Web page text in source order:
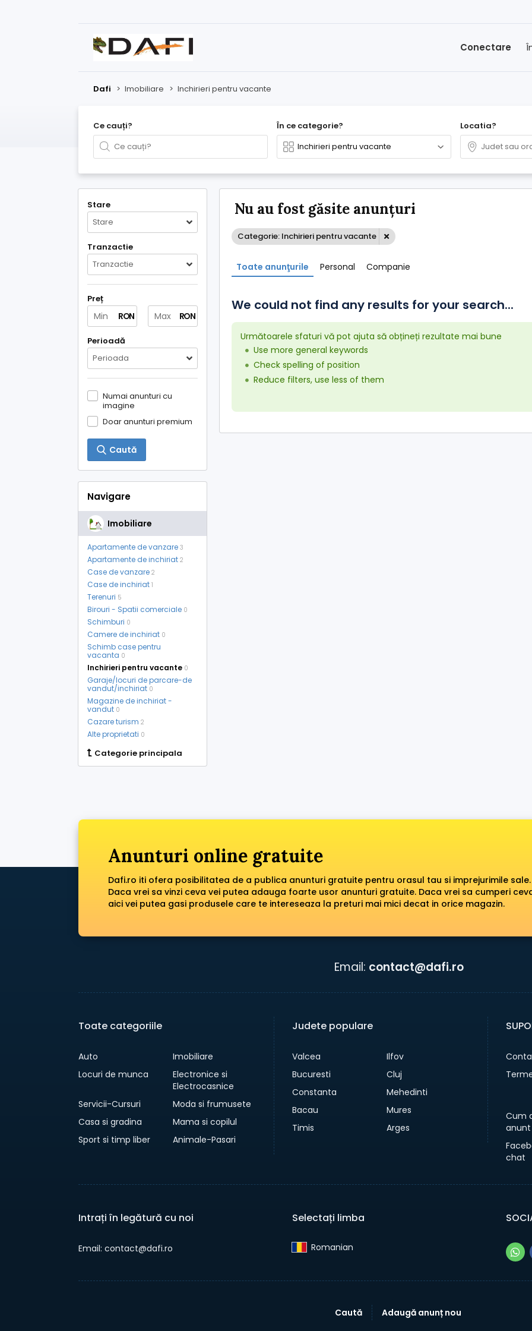
Conectare
Dafi > Imobiliare > Inchirieri pentru vacante
Ce cauți? În ce categorie? Locatia?
Stare
Stare
Tranzactie
Tranzactie
Preț
RON RON
Perioadă
Perioada
Numai anunturi cu
imagine
Doar anunturi premium
Caută
Navigare
Imobiliare
Apartamente de vanzare 3
Apartamente de inchiriat 2
Case de vanzare 2
Case de inchiriat 1
Terenuri 5
Birouri - Spatii comerciale 0
Schimburi 0
Camere de inchiriat 0
Schimb case pentru
vacanta 0
Inchirieri pentru vacante 0
Garaje/locuri de parcare-de
vandut/inchiriat 0
Magazine de inchiriat -
vandut 0
Cazare turism 2
Alte proprietati 0
Categorie principala
Nu au fost găsite anunțuri
Categorie: Inchirieri pentru vacante
Toate anunţurile Personal Companie
We could not find any results for your search...
Următoarele sfaturi vă pot ajuta să obțineți rezultate mai bune
Use more general keywords
Check spelling of position
Reduce filters, use less of them
Anunturi online gratuite
Dafi.ro iti ofera posibilitatea de a publica anunturi gratuite pentru orasul tau si imprejurimile sale.
Daca vrei sa vinzi ceva vei putea adauga foarte usor anunturi gratuite. Daca vrei sa cumperi
aici vei putea gasi produsele care te intereseaza la preturi mai mici decat in orice magazin.
Email: contact@dafi.ro
Toate categoriile
Auto
Imobiliare
Locuri de munca
Electronice si
Electrocasnice
Servicii-Cursuri
Moda si frumusete
Casa si gradina
Mama si copilul
Sport si timp liber
Animale-Pasari
Judete populare
Valcea
Ilfov
Bucuresti
Cluj
Constanta
Mehedinti
Bacau
Mures
Timis
Arges
Cum
anunt
chat
Intrați în legătură cu noi
Email: contact@dafi.ro
Selectați limba
Romanian‎
Caută Adaugă anunț nou